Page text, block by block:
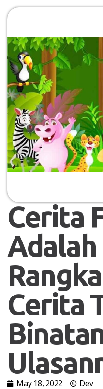
Cerita
Adalah
Cerita
May 18, 2022
Dev